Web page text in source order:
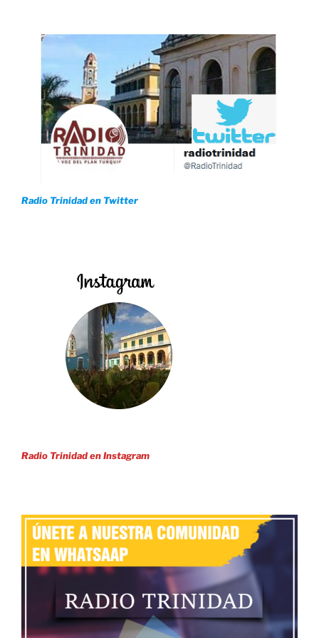
Radio Trinidad en Twitter
Radio Trinidad en Instagram